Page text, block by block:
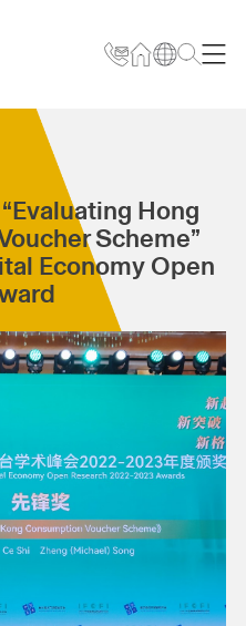
Hong
Scheme”
Economy Open